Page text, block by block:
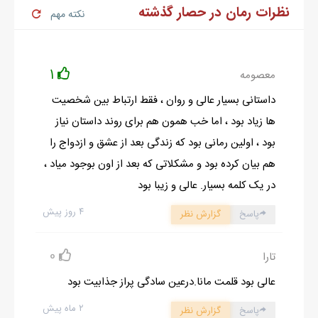
با گفتن اين حرف بچه ها همزمان با صداي کشيده گفتند:
– از اول هفته زود بيدار مي شيم که درس و کلاس داريم، يه روز جمعه
رو هم نمي تونيم بخوابيم؟!
نازگل هم به طرفداري از برادرش گفت:
– راست ميگه بابا. نميشه ما نيايم؟! اولين سالگرد که نيست؛ بيست
سال گذشته.
اخمهاي آقا عارف در هم رفت و جواب داد:
– نه نميشه ، منم دو روز ديگه مردم فراموشم مي کنيد و ديگه نمياين؟
نازگل بلافاصله لب باز کرد:
مينا خانوم لب گزيد و پشت دستش زد:
– نازگل... يه خدايي نکرده ، دور از جوني چيزي. حيا نداري تو دختر؟
نازگل شرمگين لب گزيد و زير چشمي نگاهي به پدر انداخت:
نظرات رمان در حصار گذشته نکته مهم
معصومه 1
داستانی بسیار عالی و روان ، فقط ارتباط بین شخصیت
ها زیاد بود ، اما خب همون هم برای روند داستان نیاز
بود ، اولین رمانی بود که زندگی بعد از عشق و ازدواج را
هم بیان کرده بود و مشکلاتی که بعد از اون بوجود میاد ،
در یک کلمه بسیار. عالی و زیبا بود
۴ روز پیش پاسخ گزارش نظر
تارا 0
عالی بود قلمت مانا.درعین سادگی پراز جذابیت بود
۲ ماه پیش پاسخ گزارش نظر